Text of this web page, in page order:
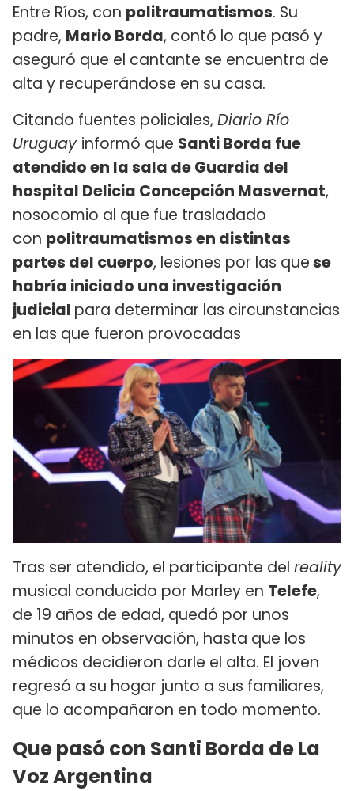
Entre Ríos, con politraumatismos. Su
padre, Mario Borda, contó lo que pasó y
aseguró que el cantante se encuentra de
alta y recuperándose en su casa.
Citando fuentes policiales, Diario Río
Uruguay informó que Santi Borda fue
atendido en la sala de Guardia del
hospital Delicia Concepción Masvernat,
nosocomio al que fue trasladado
con politraumatismos en distintas
partes del cuerpo, lesiones por las quese
habría iniciado una investigación
judicial para determinar las circunstancias
en las que fueron provocadas
Tras ser atendido, el participante del reality
musical conducido por Marley en Telefe,
de 19 años de edad, quedó por unos
minutos en observación, hasta que los
médicos decidieron darle el alta. El joven
regresó a su hogar junto a sus familiares,
que lo acompañaron en todo momento.
Que pasó con Santi Borda de La
Voz Argentina